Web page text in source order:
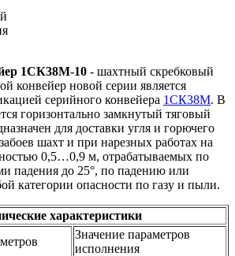
1СК38М-10 - шахтный скребковый
конвейер новой серии является
серийного конвейера 1СК38М. В
горизонтально замкнутый тяговый
для доставки угля и горючего
шахт и при нарезных работах на
0,5…0,9 м, отрабатываемых по
падения до 25°, по падению или
категории опасности по газу и пыли.
характеристики
Значение параметров
исполнения